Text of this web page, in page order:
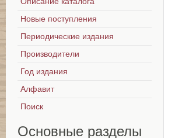
Новые поступления
Периодические издания
Производители
Год издания
Алфавит
Поиск
Основные разделы